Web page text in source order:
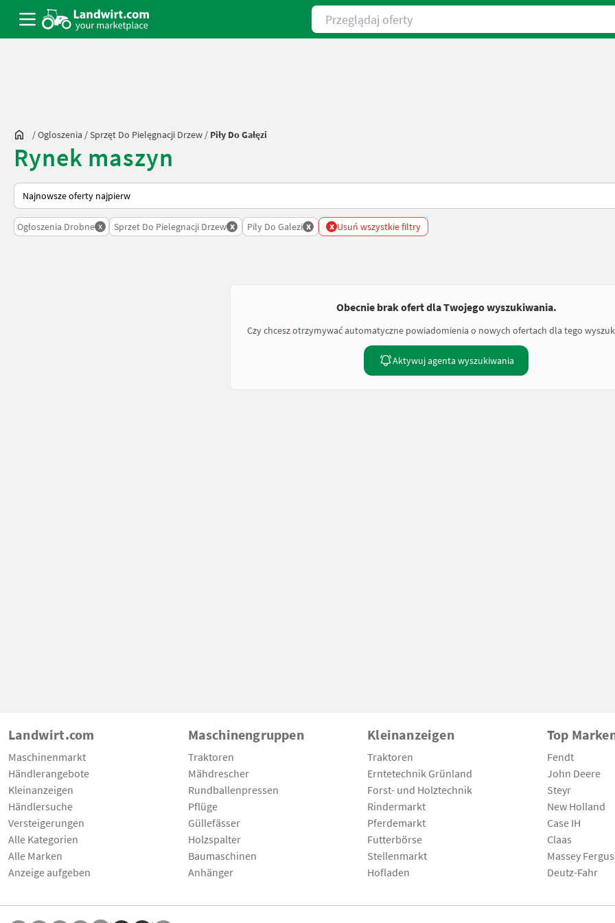
Przeglądaj oferty
/Ogloszenia /Sprzęt Do Pielęgnacji Drzew / Piły Do Gałęzi
Rynek maszyn
Tak sortuje się na Landwirt.com
Ogłoszenia Drobne x Sprzet Do Pielegnacji Drzew x Pily Do Galezi x x Usuń wszystkie filtry
Obecnie brak ofert dla Twojego wyszukiwania.
Czy chcesz otrzymywać automatyczne powiadomienia o nowych ofertach dla tego
Aktywuj agenta wyszukiwania
Landwirt.com
Maschinenmarkt
Händlerangebote
Kleinanzeigen
Händlersuche
Versteigerungen
Alle Kategorien
Alle Marken
Anzeige aufgeben
Maschinengruppen
Traktoren
Mähdrescher
Rundballenpressen
Pflüge
Güllefässer
Holzspalter
Baumaschinen
Anhänger
Kleinanzeigen
Traktoren
Erntetechnik Grünland
Forst- und Holztechnik
Rindermarkt
Pferdemarkt
Futterbörse
Stellenmarkt
Hofladen
Top
Fendt
John Deere
Steyr
New Holland
Case IH
Claas
Massey
Deutz-Fahr